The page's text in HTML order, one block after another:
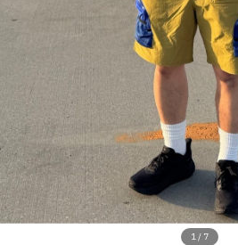
すべてのウェア
すべてのウェア
1/ 7